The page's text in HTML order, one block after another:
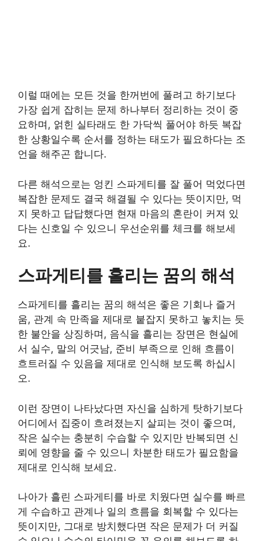
이럴 때에는 모든 것을 한꺼번에 풀려고 하기보다
가장 쉽게 잡히는 문제 하나부터 정리하는 것이 중
요하며, 얽힌 실타래도 한 가닥씩 풀어야 하듯 복잡
한 상황일수록 순서를 정하는 태도가 필요하다는 조
언을 해주곤 합니다.
다른 해석으로는 엉킨 스파게티를 잘 풀어 먹었다면
복잡한 문제도 결국 해결될 수 있다는 뜻이지만, 먹
지 못하고 답답했다면 현재 마음의 혼란이 커져 있
다는 신호일 수 있으니 우선순위를 체크를 해보세
요.
스파게티를 흘리는 꿈의 해석
스파게티를 흘리는 꿈의 해석은 좋은 기회나 즐거
움, 관계 속 만족을 제대로 붙잡지 못하고 놓치는 듯
한 불안을 상징하며, 음식을 흘리는 장면은 현실에
서 실수, 말의 어긋남, 준비 부족으로 인해 흐름이
흐트러질 수 있음을 제대로 인식해 보도록 하십시
오.
이런 장면이 나타났다면 자신을 심하게 탓하기보다
어디에서 집중이 흐려졌는지 살피는 것이 좋으며,
작은 실수는 충분히 수습할 수 있지만 반복되면 신
뢰에 영향을 줄 수 있으니 차분한 태도가 필요함을
제대로 인식해 보세요.
나아가 흘린 스파게티를 바로 치웠다면 실수를 빠르
게 수습하고 관계나 일의 흐름을 회복할 수 있다는
뜻이지만, 그대로 방치했다면 작은 문제가 더 커질